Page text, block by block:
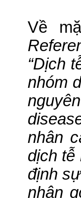
Về
“Dịch
nhóm
nhân
dịch tễ
định
nhân